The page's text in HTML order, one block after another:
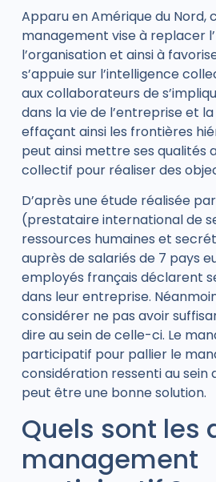
Apparu en Amérique du Nord,
management vise à replacer
l’organisation et ainsi à
s’appuie sur l’intelligence
aux collaborateurs de
dans la vie de l’entreprise et
effaçant ainsi les frontières
peut ainsi mettre ses qualités
collectif pour réaliser des
D’après une étude réalisée par
(prestataire international de
ressources humaines et
auprès de salariés de 7 pays
employés français déclarent
dans leur entreprise.
considérer ne pas avoir
dire au sein de celle-ci. Le
participatif pour pallier le
considération ressenti au sein
peut être une bonne solution.
Quels sont les
management